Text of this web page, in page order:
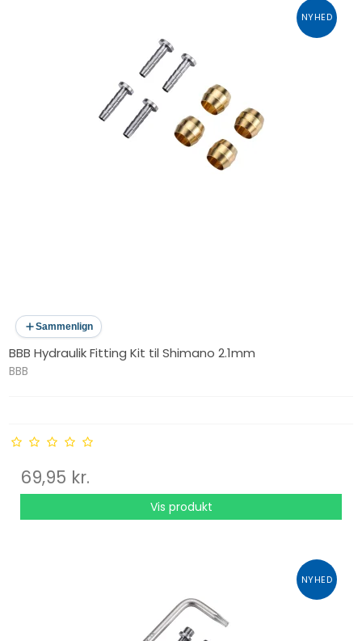
NYHED
Sammenlign
BBB Hydraulik Fitting Kit til Shimano 2.1mm
BBB
69,95 kr.
Vis produkt
NYHED